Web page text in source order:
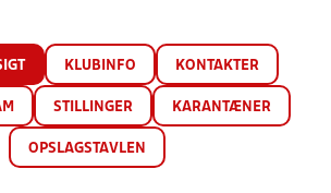
KLUBINFO KONTAKTER
STILLINGER KARANTÆNER
OPSLAGSTAVLEN